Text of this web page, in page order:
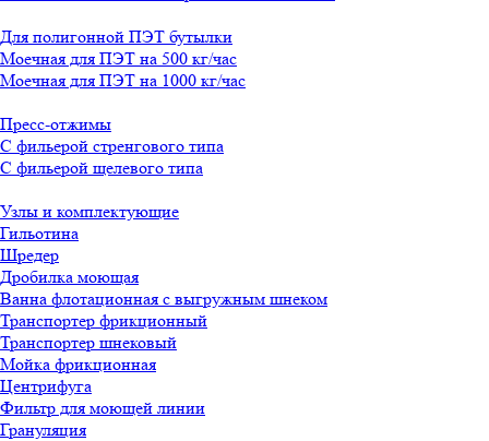
Для полигонной ПЭТ бутылки
Моечная для ПЭТ на 500 кг/час
Моечная для ПЭТ на 1000 кг/час
Пресс-отжимы
С фильерой стренгового типа
С фильерой щелевого типа
Узлы и комплектующие
Гильотина
Шредер
Дробилка моющая
Ванна флотационная с выгружным шнеком
Транспортер фрикционный
Транспортер шнековый
Мойка фрикционная
Центрифуга
Фильтр для моющей линии
Грануляция